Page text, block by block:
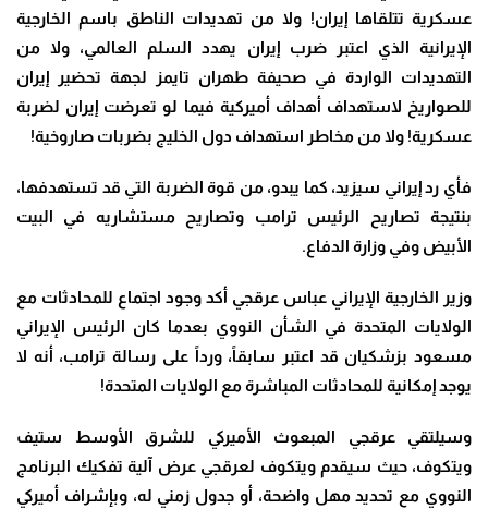
عسكرية تتلقاها إيران! ولا من تهديدات الناطق باسم الخارجية
الإيرانية الذي اعتبر ضرب إيران يهدد السلم العالمي، ولا من
التهديدات الواردة في صحيفة طهران تايمز لجهة تحضير إيران
للصواريخ لاستهداف أهداف أميركية فيما لو تعرضت إيران لضربة
عسكرية! ولا من مخاطر استهداف دول الخليج بضربات صاروخية!
فأي رد إيراني سيزيد، كما يبدو، من قوة الضربة التي قد تستهدفها،
بنتيجة تصاريح الرئيس ترامب وتصاريح مستشاريه في البيت
الأبيض وفي وزارة الدفاع.
وزير الخارجية الإيراني عباس عرقجي أكد وجود اجتماع للمحادثات مع
الولايات المتحدة في الشأن النووي بعدما كان الرئيس الإيراني
مسعود بزشكيان قد اعتبر سابقاً، ورداً على رسالة ترامب، أنه لا
يوجد إمكانية للمحادثات المباشرة مع الولايات المتحدة!
وسيلتقي عرقجي المبعوث الأميركي للشرق الأوسط ستيف
ويتكوف، حيث سيقدم ويتكوف لعرقجي عرض آلية تفكيك البرنامج
النووي مع تحديد مهل واضحة، أو جدول زمني له، وبإشراف أميركي